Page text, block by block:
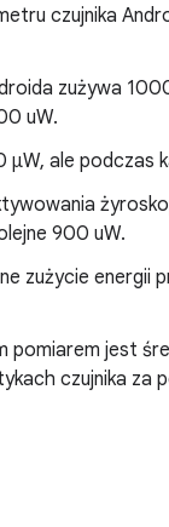
czujnika
zużywa
uW.
ale podczas
900 uW.
zużycie energii
pomiarem jest
czujnika za